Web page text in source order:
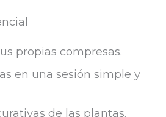
propias compresas.
en una sesión simple y
de las plantas.